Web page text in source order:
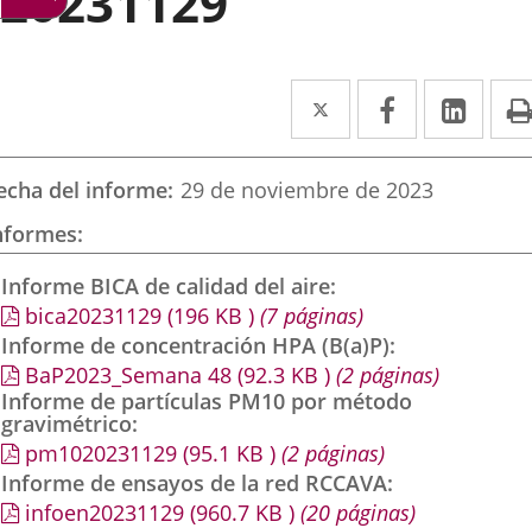
Twitter
Enlace
a
una
externa.
Facebook
Enlace
a
una
externa.
a
del informe 29 de noviembre de 2023
Informe BICA de calidad del aire
bica20231129 (196 KB ) (7 páginas)
Informe de concentración HPA (B(a)P)
BaP2023_Semana 48 (92.3 KB ) (2 páginas)
Informe de partículas PM10 por método
gravimétrico
pm1020231129 (95.1 KB ) (2 páginas)
Informe de ensayos de la red RCCAVA
infoen20231129 (960.7 KB ) (20 páginas)